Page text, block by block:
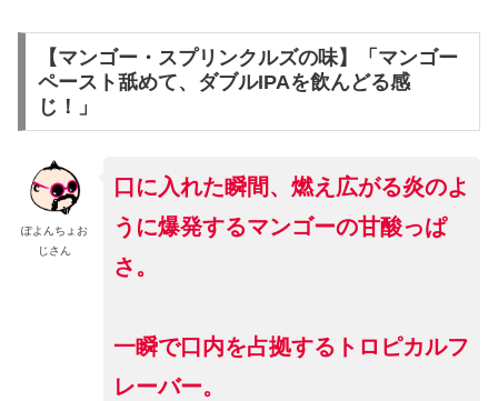
【マンゴー・スプリンクルズの味】「マンゴー
ペースト舐めて、ダブルIPAを飲んどる感
じ！」
ぽよんちょお
じさん
口に入れた瞬間、燃え広がる炎のよ
うに爆発するマンゴーの甘酸っぱ
さ。
一瞬で口内を占拠するトロピカルフ
レーバー。